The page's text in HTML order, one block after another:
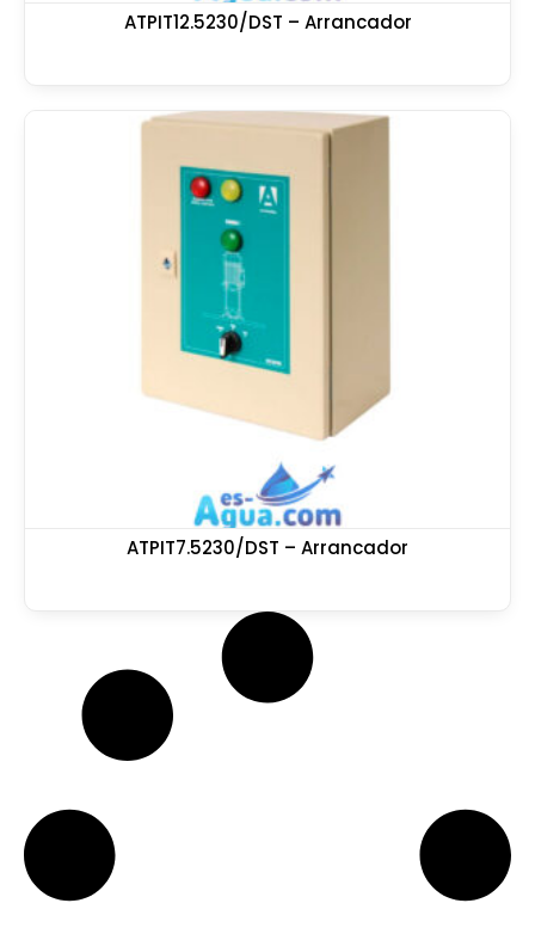
ATPIT12.5230/DST – Arrancador
ATPIT7.5230/DST – Arrancador